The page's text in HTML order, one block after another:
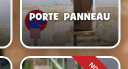
Porte panneau